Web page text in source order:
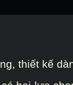
thiết kế